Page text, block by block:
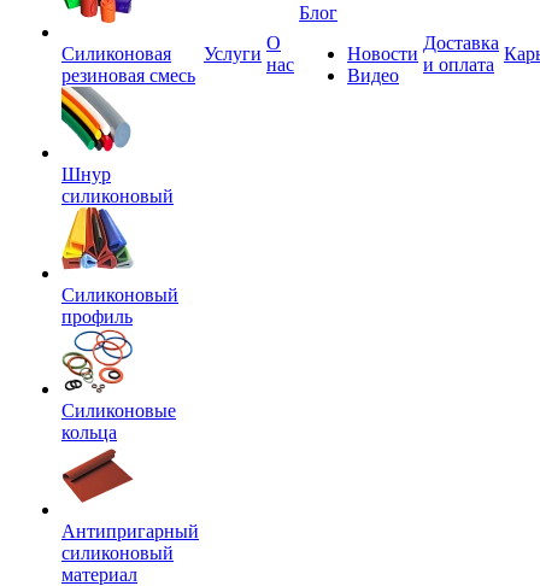
Силиконовая
резиновая смесь
Шнур
силиконовый
Силиконовый
профиль
Силиконовые
кольца
Антипригарный
силиконовый
материал
Услуги
О
нас
Блог
Новости
Видео
Доставка
и оплата